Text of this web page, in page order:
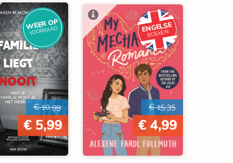
WEER OP
VOORRAAD
€ 10,99
€ 5,99
ENGELSE
BOEKEN
€ 15,35
€ 4,99